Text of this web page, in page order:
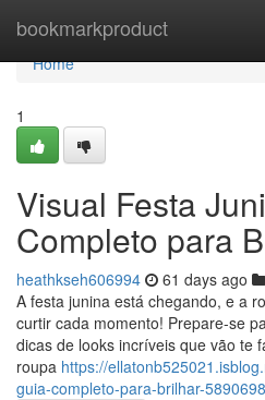
bookmarkproduct
Home
Home
1
Visual Festa
Completo para
heathkseh606994 61 days ago
A festa junina está chegando, e a
curtir cada momento! Prepare-se
dicas de looks incríveis que vão te
roupa https://
guia-completo-para-brilhar-